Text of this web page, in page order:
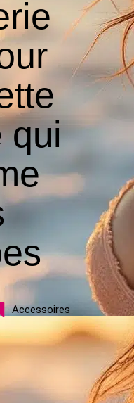
qui
Accessoires